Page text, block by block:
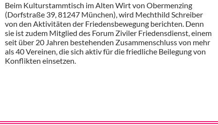
Beim Kulturstammtisch im Alten Wirt von Obermenzing
(Dorfstraße 39, 81247 München), wird Mechthild Schreiber
von den Aktivitäten der Friedensbewegung berichten. Denn
sie ist zudem Mitglied des Forum Ziviler Friedensdienst, einem
seit über 20 Jahren bestehenden Zusammenschluss von mehr
als 40 Vereinen, die sich aktiv für die friedliche Beilegung von
Konflikten einsetzen.